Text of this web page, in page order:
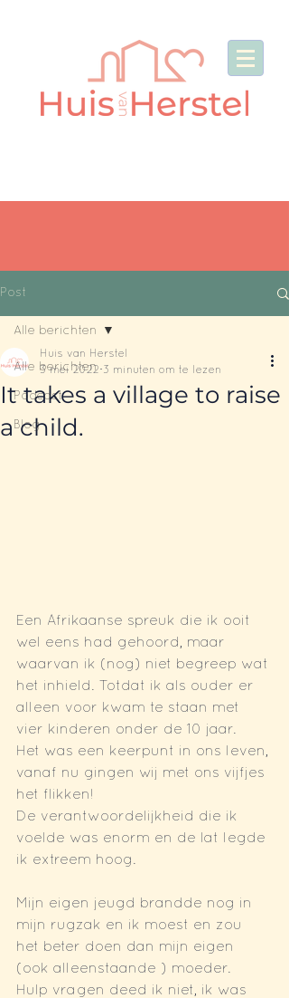
Post
Alle berichten
Podcast
Blog
Alle berichten
It takes a village to raise
a child.
Huis van Herstel
3 mei 2022 3 minuten om te lezen
Een Afrikaanse spreuk die ik ooit
wel eens had gehoord, maar
waarvan ik (nog) niet begreep wat
het inhield. Totdat ik als ouder er
alleen voor kwam te staan met
vier kinderen onder de 10 jaar.
Het was een keerpunt in ons leven,
vanaf nu gingen wij met ons vijfjes
het flikken!
De verantwoordelijkheid die ik
voelde was enorm en de lat legde
ik extreem hoog.
Mijn eigen jeugd brandde nog in
mijn rugzak en ik moest en zou
het beter doen dan mijn eigen
(ook alleenstaande ) moeder.
Hulp vragen deed ik niet, ik was